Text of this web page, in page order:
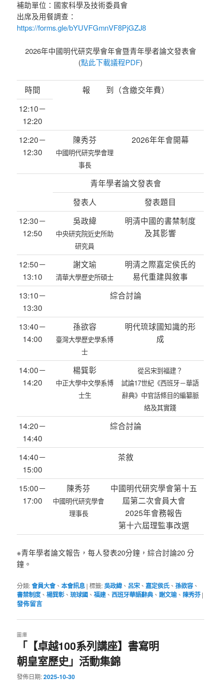
補助單位：國家科學及技術委員會
出席及用餐調查：
https://forms.gle/bYUVFGmnVF8PjGZJ8
2026年中國明代研究學會年會暨青年學者論文發表會
(點此下載議程PDF)
時間
報 到（含繳交年費）
12:10－
12:20
12:20－
12:30
陳秀芬
中國明代研究學會理
事長
2026年年會開幕
青年學者論文發表會
發表人
發表題目
12:30－
12:50
吳政緯
中央研究院近史所助
研究員
明清中國的書禁制度
及其影響
12:50－
13:10
謝文瑜
清華大學歷史所碩士
明清之際嘉定侯氏的
易代重建與敘事
13:10－
13:30
綜合討論
13:40－
14:00
孫欲容
臺灣大學歷史學系博
士
明代琉球國知識的形
成
14:00－
14:20
楊巽彰
中正大學中文學系博
士生
從呂宋到福建？
試論17世紀《西班牙－華語
辭典》中官話條目的編纂脈
絡及其實踐
14:20－
14:40
綜合討論
14:40－
15:00
茶敘
15:00－
17:00
陳秀芬
中國明代研究學會
理事長
中國明代研究學會第十五
屆第二次會員大會
2025年會務報告
第十六屆理監事改選
※青年學者論文報告，每人發表20分鐘，綜合討論20 分
鐘。
分類:會員大會、本會訊息 |標籤:吳政緯、 呂宋、嘉定侯氏、孫欲容、
書禁制度、楊巽彰、琉球國 、福建、西班牙華語辭典、謝文瑜、 陳秀芬 |
發佈留言
「【卓越100系列講座】書寫明
朝皇室歷史」活動集錦
圖庫
發佈日期:2025-10-30